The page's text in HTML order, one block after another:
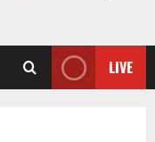
LIVE